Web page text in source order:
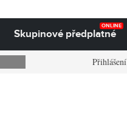
ONLINE
Skupinové předplatné
Přihlášení